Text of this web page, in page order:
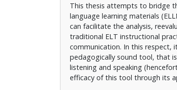
This thesis attempts to bridge
language learning materials
can facilitate the analysis,
traditional ELT instructional
communication. In this respect,
pedagogically sound tool, that
listening and speaking
efficacy of this tool through its